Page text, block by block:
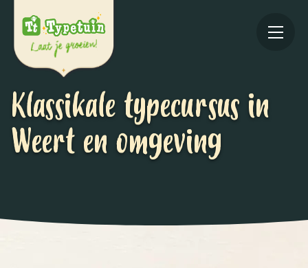
Klassikale typecursus in
Weert en omgeving